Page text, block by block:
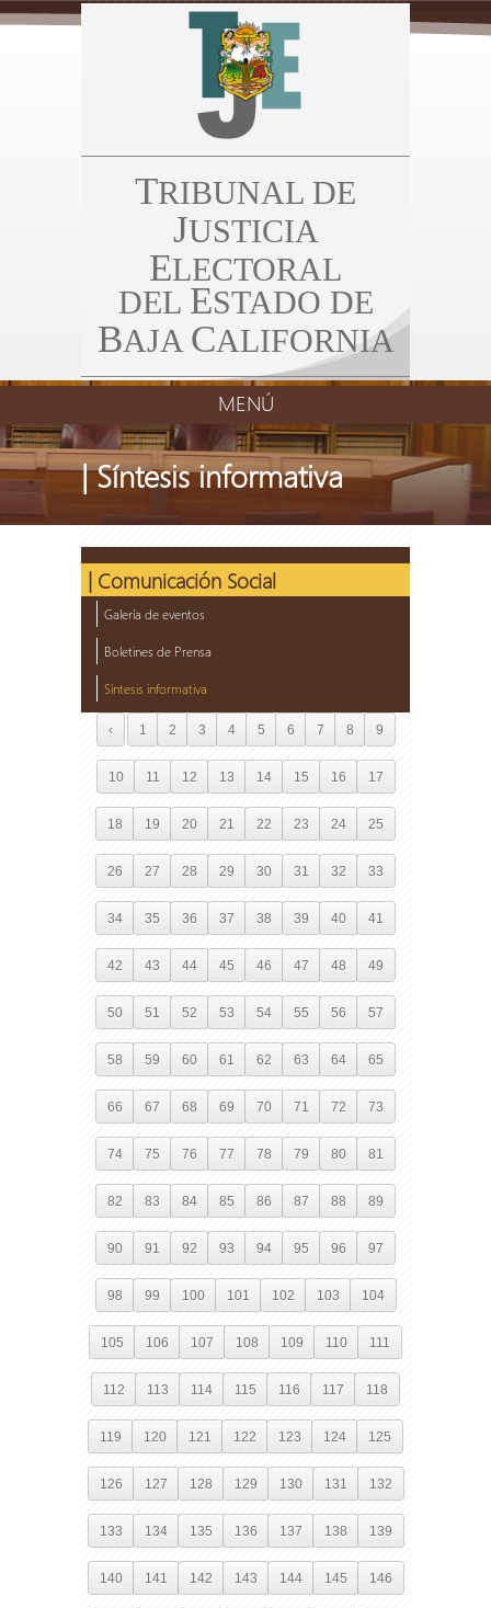
TRIBUNAL DE
JUSTICIA
ELECTORAL
DEL ESTADO DE
BAJA CALIFORNIA
MENÚ
| Síntesis informativa
| Comunicación Social
Galería de eventos
Boletines de Prensa
Síntesis informativa
‹ 1 2 3 4 5 6 7 8 9
10 11 12 13 14 15 16 17
18 19 20 21 22 23 24 25
26 27 28 29 30 31 32 33
34 35 36 37 38 39 40 41
42 43 44 45 46 47 48 49
50 51 52 53 54 55 56 57
58 59 60 61 62 63 64 65
66 67 68 69 70 71 72 73
74 75 76 77 78 79 80 81
82 83 84 85 86 87 88 89
90 91 92 93 94 95 96 97
98 99 100 101 102 103 104
105 106 107 108 109 110 111
112 113 114 115 116 117 118
119 120 121 122 123 124 125
126 127 128 129 130 131 132
133 134 135 136 137 138 139
140 141 142 143 144 145 146